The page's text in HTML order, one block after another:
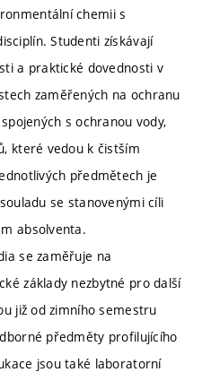
chemii s
Studenti získávají
a praktické dovednosti v
zaměřených na ochranu
s ochranou vody,
které vedou k čistším
předmětech je
se stanovenými cíli
absolventa.
se zaměřuje na
základy nezbytné pro další
již od zimního semestru
předměty profilujícího
jsou také laboratorní